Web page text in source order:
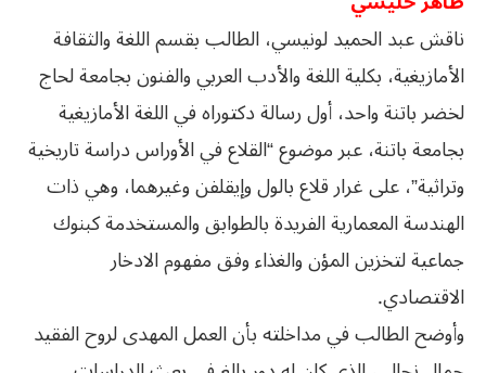
ناقش عبد الحميد لونيسي، الطالب بقسم اللغة والثقافة
الأمازيغية، بكلية اللغة والأدب العربي والفنون بجامعة لحاج
لخضر باتنة واحد، أول رسالة دكتوراه في اللغة الأمازيغية
بجامعة باتنة، عبر موضوع “القلاع في الأوراس دراسة تاريخية
وتراثية”، على غرار قلاع بالول وإيقلفن وغيرهما، وهي ذات
الهندسة المعمارية الفريدة بالطوابق والمستخدمة كبنوك
جماعية لتخزين المؤن والغذاء وفق مفهوم الادخار
الاقتصادي.
وأوضح الطالب في مداخلته بأن العمل المهدى لروح الفقيد